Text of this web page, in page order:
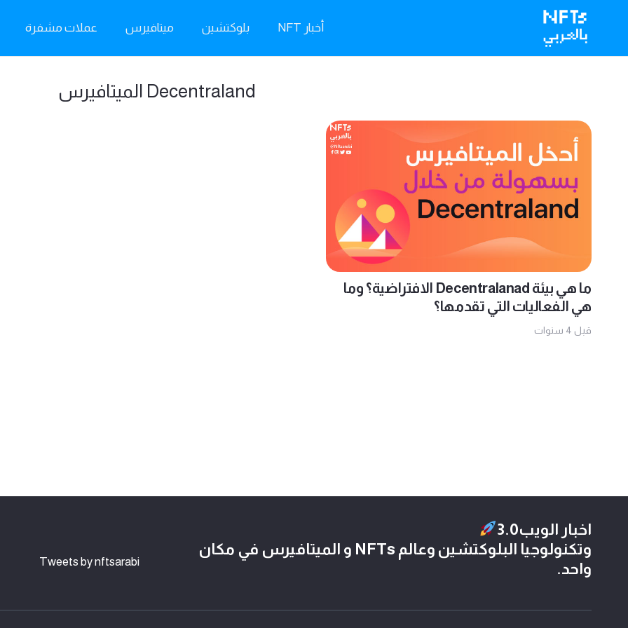
أخبار NFT بلوكتشين ميتافيرس عملات مشفرة
Decentraland الميتافيرس
ما هي بيئة Decentralanad الافتراضية؟ وما
هي الفعاليات التي تقدمها؟
قبل 4 سنوات
اخبار الويب3.0
وتكنولوجيا البلوكتشين وعالم NFTs و الميتافيرس في مكان
واحد.
Tweets by nftsarabi